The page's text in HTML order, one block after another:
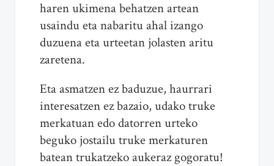
haren ukimena behatzen artean
usaindu eta nabaritu ahal izango
duzuena eta urteetan jolasten aritu
zaretena.
Eta asmatzen ez baduzue, haurrari
interesatzen ez bazaio, udako truke
merkatuan edo datorren urteko
beguko jostailu truke merkaturen
batean trukatzeko aukeraz gogoratu!